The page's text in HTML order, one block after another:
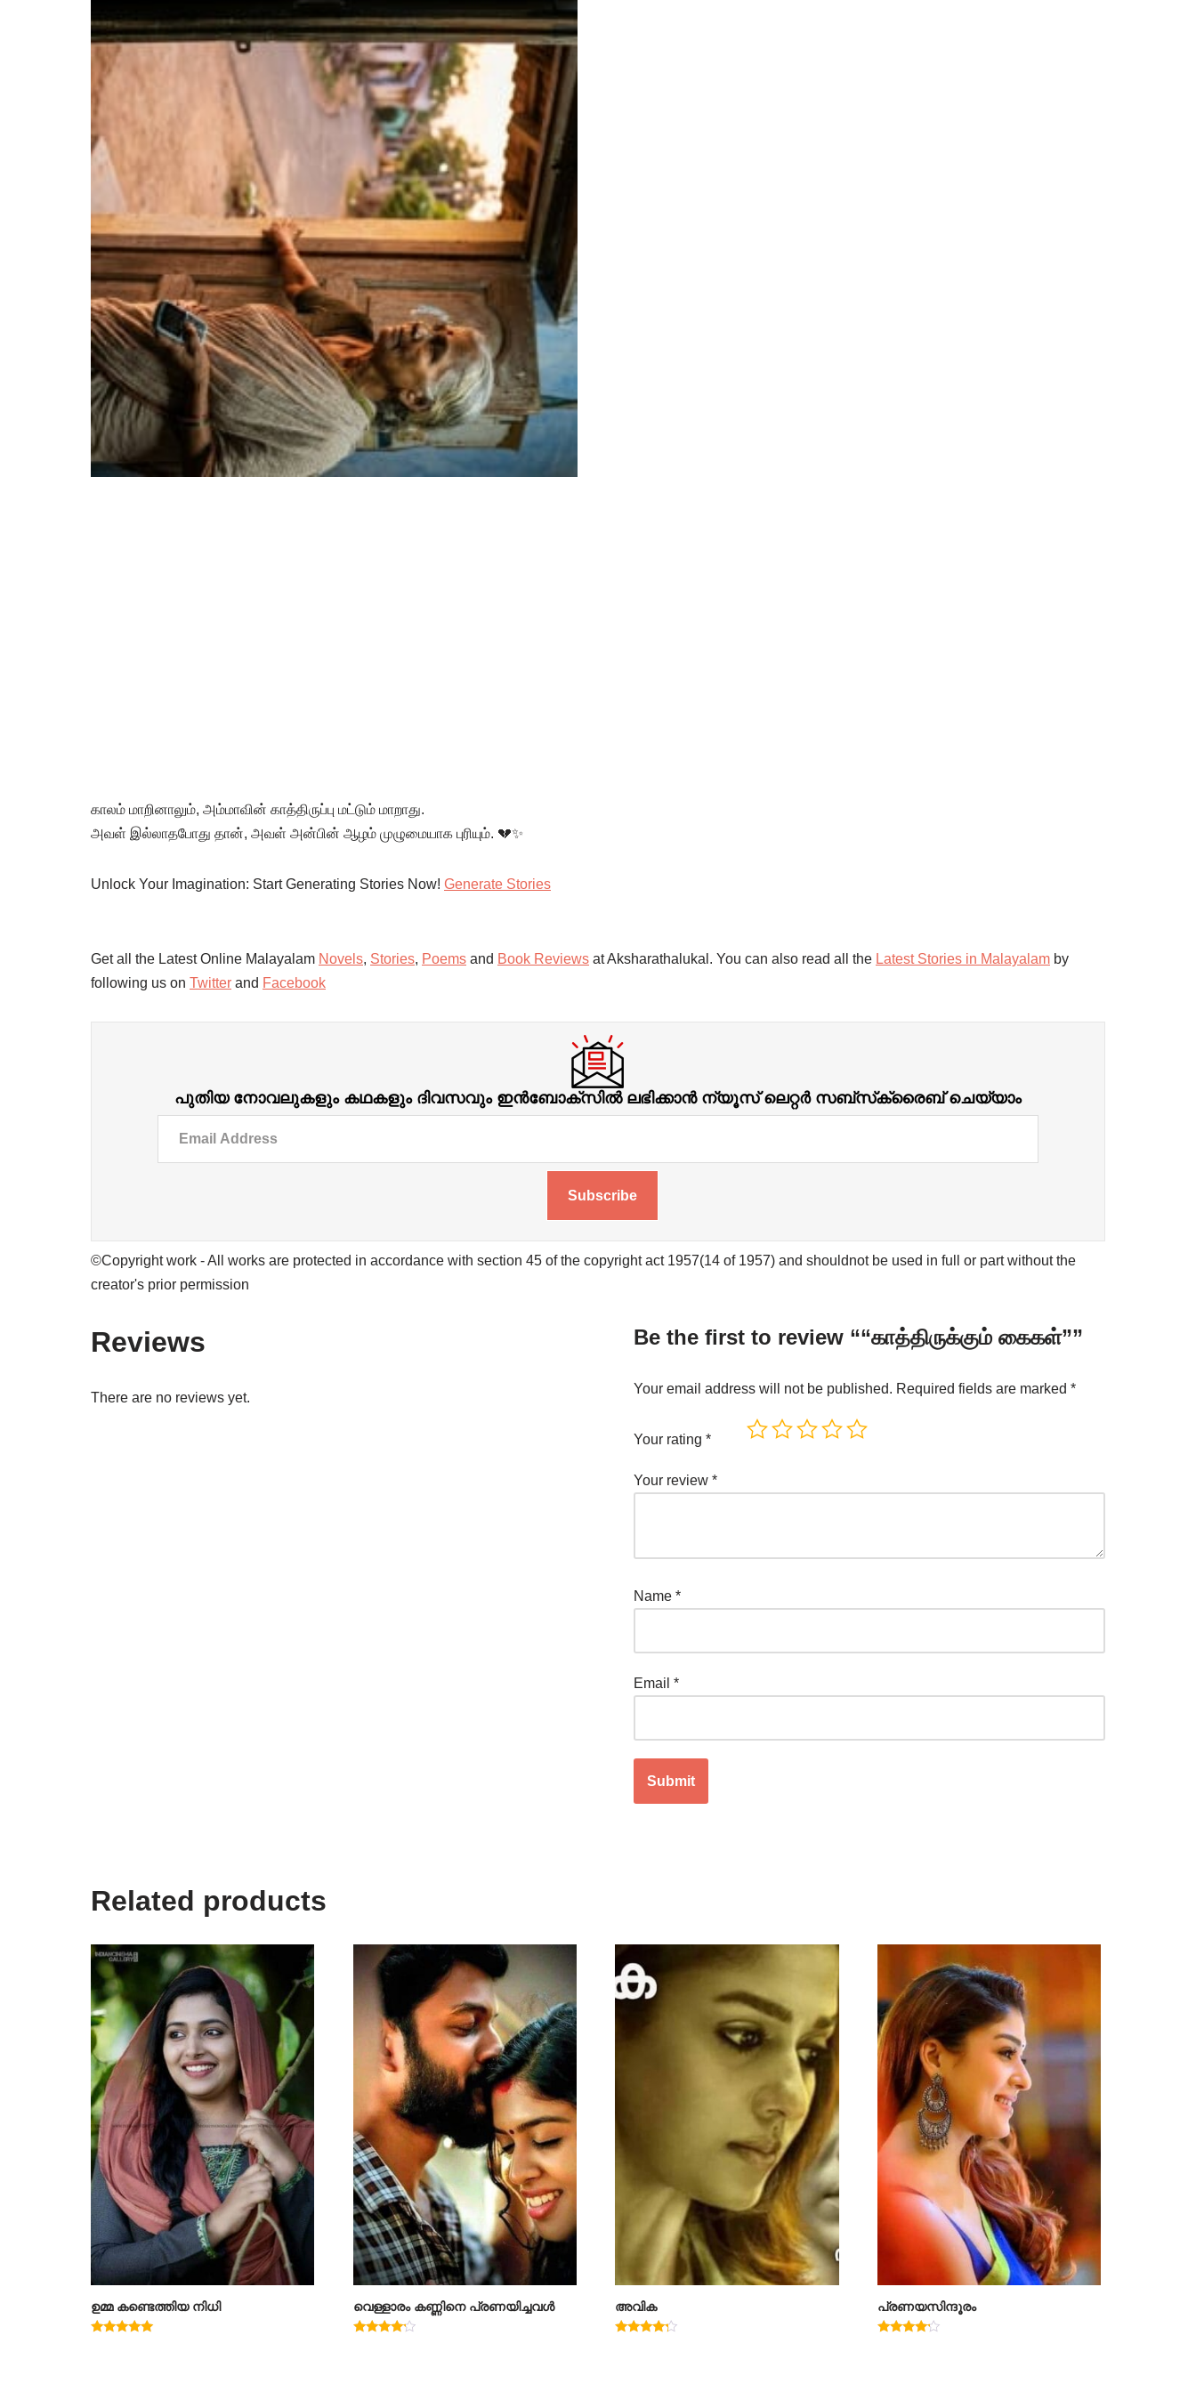
காலம் மாறினாலும், அம்மாவின் காத்திருப்பு மட்டும் மாறாது.
அவள் இல்லாதபோது தான், அவள் அன்பின் ஆழம் முழுமையாக புரியும். 💔✨
Unlock Your Imagination: Start Generating Stories Now! Generate Stories
Get all the Latest Online Malayalam Novels, Stories, Poems and Book Reviews at Aksharathalukal. You can also read all the Latest Stories in Malayalam by
following us on Twitter and Facebook
പുതിയ നോവലുകളും കഥകളും ദിവസവും ഇന്‍ബോക്‌സില്‍ ലഭിക്കാന്‍ ന്യൂസ് ലെറ്റർ സബ്‌സ്‌ക്രൈബ് ചെയ്യാം
Subscribe
©Copyright work - All works are protected in accordance with section 45 of the copyright act 1957(14 of 1957) and shouldnot be used in full or part without the
creator's prior permission
Reviews
There are no reviews yet.
Be the first to review ““காத்திருக்கும் கைகள்””
Your email address will not be published. Required fields are marked *
Your rating *
Your review *
Name *
Email *
Related products
ഉമ്മ കണ്ടെത്തിയ നിധി വെള്ളാരം കണ്ണിനെ പ്രണയിച്ചവൾ അവിക പ്രണയസിന്ദൂരം